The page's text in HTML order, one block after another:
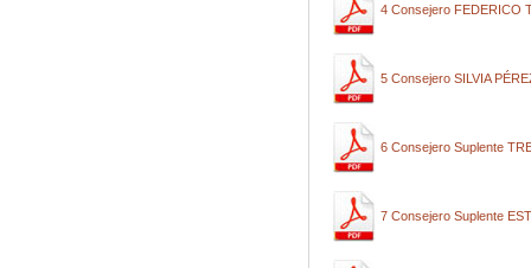
4 Consejero FEDERICO
5 Consejero SILVIA
6 Consejero Suplente
7 Consejero Suplente